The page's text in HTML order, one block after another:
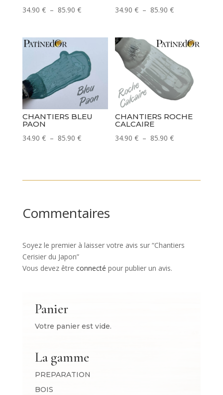
34.90 € – 85.90 €Plage
prix :
85.90 €
34.90€ – 85.90€Plage
34.90 €
à
85.90 €
CHANTIERS BLEU
PAON
34.90 € – 85.90 €Plage
CHANTIERS ROCHE
CALCAIRE
34.90€ – 85.90€Plage
Commentaires
Soyez le premier à laisser votre avis sur “Chantiers
Cerisier du Japon”
Vous devez être connecté pour publier un avis.
Panier
Votre panier est vide.
La gamme
PREPARATION
BOIS